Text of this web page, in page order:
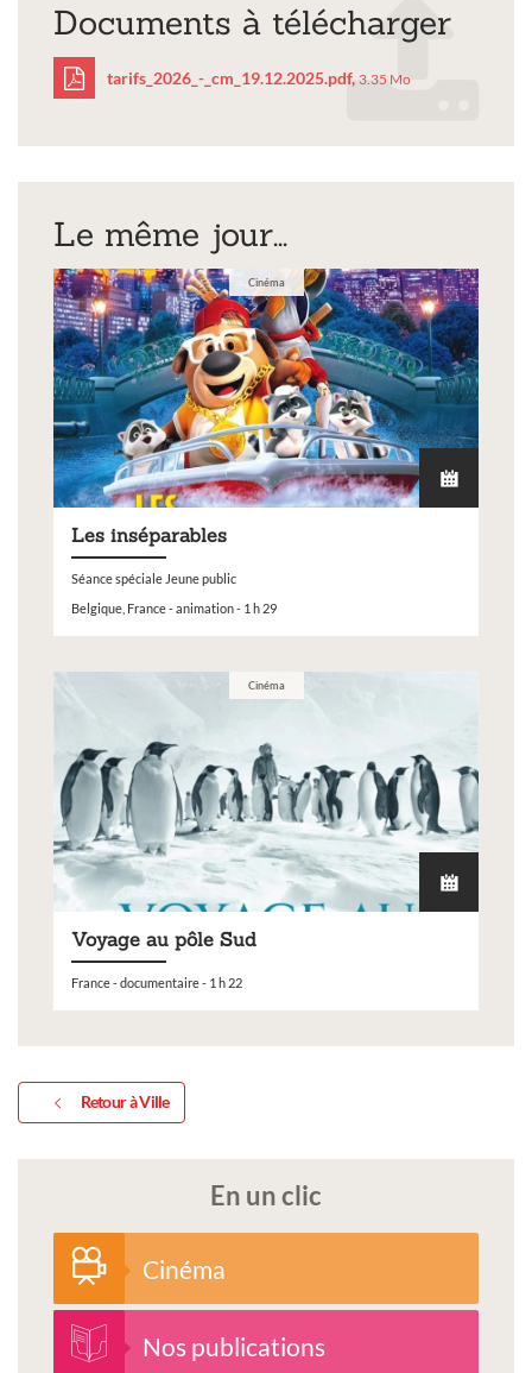
Documents à télécharger
tarifs_2026_-
_cm_19.12.2025.pdf
tarifs_2026_-_cm_19.12.2025.pdf, 3.35 Mo
Le même jour...
Cinéma
Les inséparables
Séance spéciale Jeune public
Belgique, France - animation - 1 h 29
Cinéma
Voyage au pôle Sud
France - documentaire - 1 h 22
Retour à Ville
En un clic
Cinéma
Nos publications